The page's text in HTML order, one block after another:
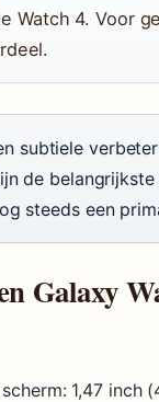
Watch 4. Voor
subtiele
de
steeds een
Galaxy
1,47 inch